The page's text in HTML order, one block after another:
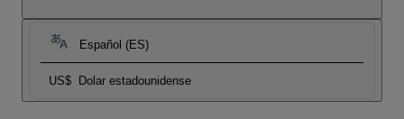
Español (ES)
US$ Dolar estadounidense